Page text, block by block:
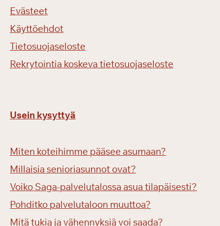
Evästeet
Käyttöehdot
Tietosuojaseloste
Rekrytointia koskeva tietosuojaseloste
Usein kysyttyä
Miten koteihimme pääsee asumaan?
Millaisia senioriasunnot ovat?
Voiko Saga-palvelutalossa asua tilapäisesti?
Pohditko palvelutaloon muuttoa?
Mitä tukia ja vähennyksiä voi saada?